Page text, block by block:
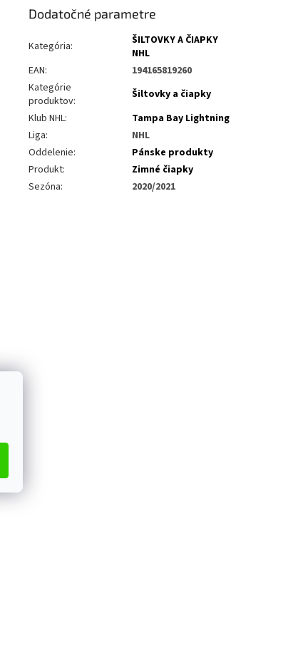
Dodatočné parametre
Kategória:
ŠILTOVKY A ČIAPKY
NHL
EAN:
194165819260
Kategórie
produktov:
Šiltovky a čiapky
Klub NHL:
Tampa Bay Lightning
Liga:
NHL
Oddelenie:
Pánske produkty
Produkt:
Zimné čiapky
Sezóna: 2020/2021